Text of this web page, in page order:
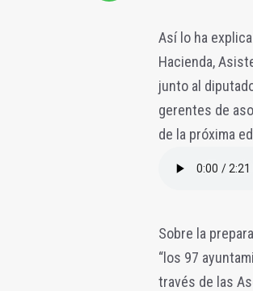
Así lo ha
Hacienda,
junto al
gerentes de
de la próxima
Sobre la
“los 97
través de las